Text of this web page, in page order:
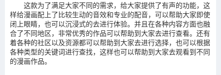
这款为了满足大家不同的需求，给大家提供了有声的功能，这
样给漫画配上了比较生动的音效和专业的配音，可以帮助大家即使
闭上眼睛，也可以沉浸式的去进行体验。并且在各种内容方面也融
合了不同地区，非常优秀的作品可以帮助到大家去进行查看。还有
着各种的社区以及资源都可以帮助到大家去进行选择，也可以根据
各种类型的关键词进行查找，这样也可以帮助到大家去观看到不同
的漫画作品。